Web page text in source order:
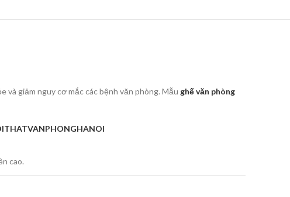
giảm nguy cơ mắc các bệnh văn phòng. Mẫu ghế văn phòng
cao.